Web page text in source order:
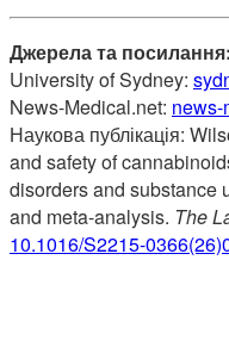
Джерела та посилання:
University of Sydney:
News-Medical.net:
Наукова публікація:
and safety of
disorders and substance
and meta-analysis. The
10.1016/S2215-